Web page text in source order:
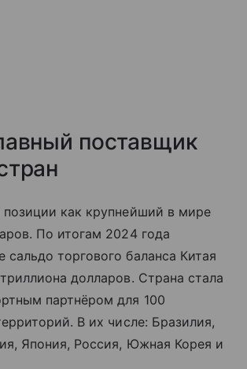
поставщик
позиции как крупнейший в мире
По итогам 2024 года
сальдо торгового баланса Китая
долларов. Страна стала
партнёром для 100
В их числе: Бразилия,
Япония, Россия, Южная Корея и